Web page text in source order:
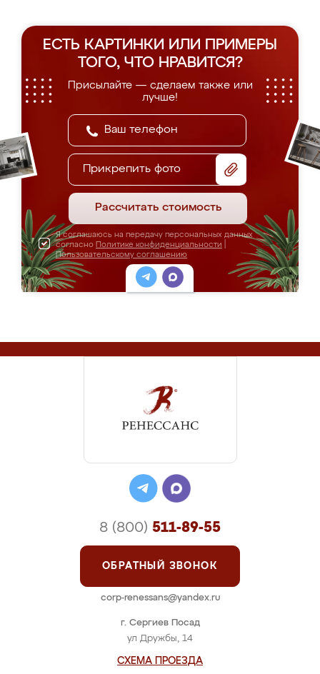
ЕСТЬ КАРТИНКИ ИЛИ ПРИМЕРЫ
ТОГО, ЧТО НРАВИТСЯ?
Присылайте — сделаем также или
лучше!
Прикрепить фото
Рассчитать стоимость
Я соглашаюсь на передачу персональных данных
согласно Политике конфиденциальности
Пользовательскому соглашению
г. Сергиев Посад
ул Дружбы, 14
СХЕМА ПРОЕЗДА
8 (800) 511-89-55
ОБРАТНЫЙ ЗВОНОК
corp-renessans@yandex.ru